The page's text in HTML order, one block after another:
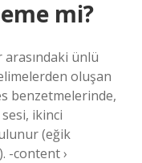
mi?
ünlü
oluşan
benzetmelerinde,
ikinci
(eğik
-content ›